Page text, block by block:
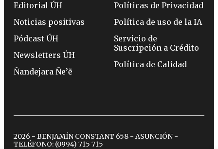
Editorial ÚH
Noticias positivas
Pódcast ÚH
Newsletters ÚH
Ñandejara Ñe’ẽ
Políticas de Privacidad
Política de uso de la IA
Servicio de
Suscripción a Crédito
Política de Calidad
2026 - BENJAMÍN CONSTANT 658 - ASUNCIÓN -
TELÉFONO: (0994) 715 715